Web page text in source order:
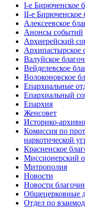
I-е Бирюченское
II-е Бирюченское
Алексеевское
Анонсы событий
Архиерейский
Архипастырское
Валуйское
Вейделевское
Волоконовское
Епархиальные
Епархиальный
Епархия
Женсовет
Историко-
Комиссия по
наркотической
Красненское
Миссионерский
Митрополия
Новости
Новости
Общецерковные
Отдел по